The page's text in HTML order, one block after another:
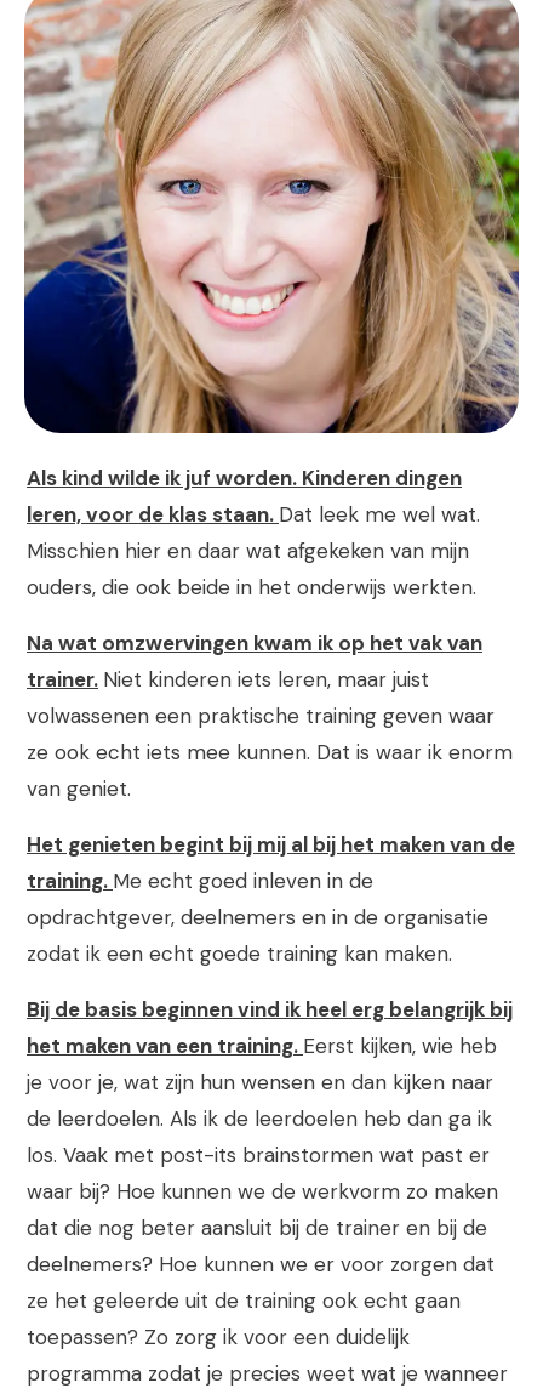
Als kind wilde ik juf worden. Kinderen dingen
leren, voor de klas staan. Dat leek me wel wat.
Misschien hier en daar wat afgekeken van mijn
ouders, die ook beide in het onderwijs werkten.
Na wat omzwervingen kwam ik op het vak van
trainer. Niet kinderen iets leren, maar juist
volwassenen een praktische training geven waar
ze ook echt iets mee kunnen. Dat is waar ik enorm
van geniet.
Het genieten begint bij mij al bij het maken van de
training. Me echt goed inleven in de
opdrachtgever, deelnemers en in de organisatie
zodat ik een echt goede training kan maken.
Bij de basis beginnen vind ik heel erg belangrijk bij
het maken van een training. Eerst kijken, wie heb
je voor je, wat zijn hun wensen en dan kijken naar
de leerdoelen. Als ik de leerdoelen heb dan ga ik
los. Vaak met post-its brainstormen wat past er
waar bij? Hoe kunnen we de werkvorm zo maken
dat die nog beter aansluit bij de trainer en bij de
deelnemers? Hoe kunnen we er voor zorgen dat
ze het geleerde uit de training ook echt gaan
toepassen? Zo zorg ik voor een duidelijk
programma zodat je precies weet wat je wanneer